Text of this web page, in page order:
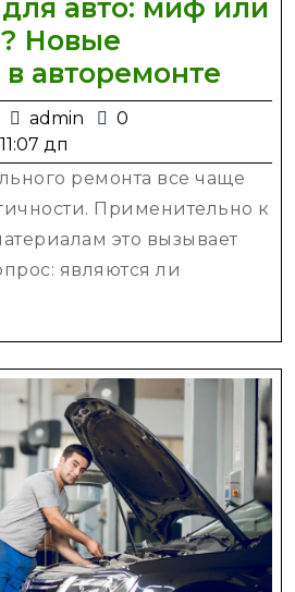
авто: миф или
Новые
авторемонте
авто:
миф
или
в
19
декабря,
2025
admin admin
0
11:07 дп
ремонта все чаще
Применительно к
это вызывает
являются ли